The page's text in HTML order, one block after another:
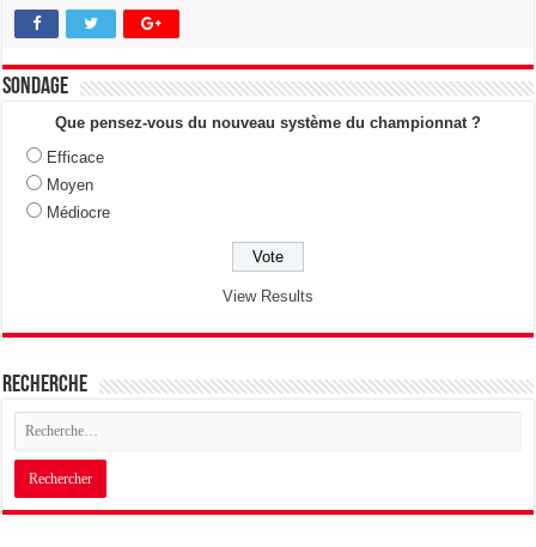
Sondage
Que pensez-vous du nouveau système du championnat ?
Efficace
Moyen
Médiocre
View Results
Recherche